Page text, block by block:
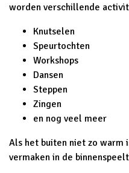
worden verschillende
Knutselen
Speurtochten
Workshops
Dansen
Steppen
Zingen
en nog veel meer
Als het buiten niet zo warm
vermaken in de